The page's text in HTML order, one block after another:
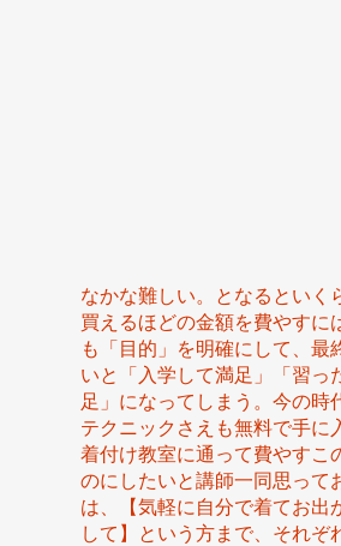
なかな難しい。となるといく
買えるほどの金額を費やすに
も「目的」を明確にして、
いと「入学して満足」「習っ
足」になってしまう。今の
テクニックさえも無料で手に
着付け教室に通って費やすこ
のにしたいと講師一同思って
は、【気軽に自分で着てお出
して】という方まで、それ